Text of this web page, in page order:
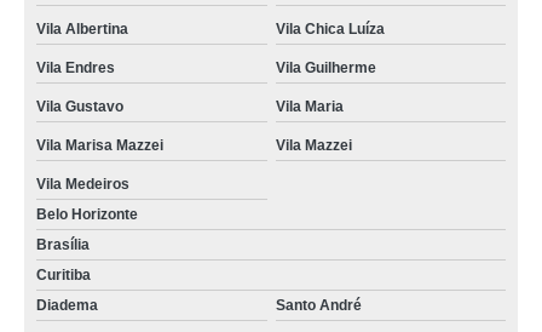
Vila Albertina Vila Chica Luíza
Vila Endres Vila Guilherme
Vila Gustavo Vila Maria
Vila Marisa Mazzei Vila Mazzei
Vila Medeiros
Belo Horizonte
Brasília
Curitiba
Diadema
Santo André